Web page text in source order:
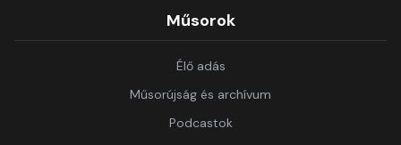
Műsorok
Élő adás
Műsorújság és archívum
Podcastok